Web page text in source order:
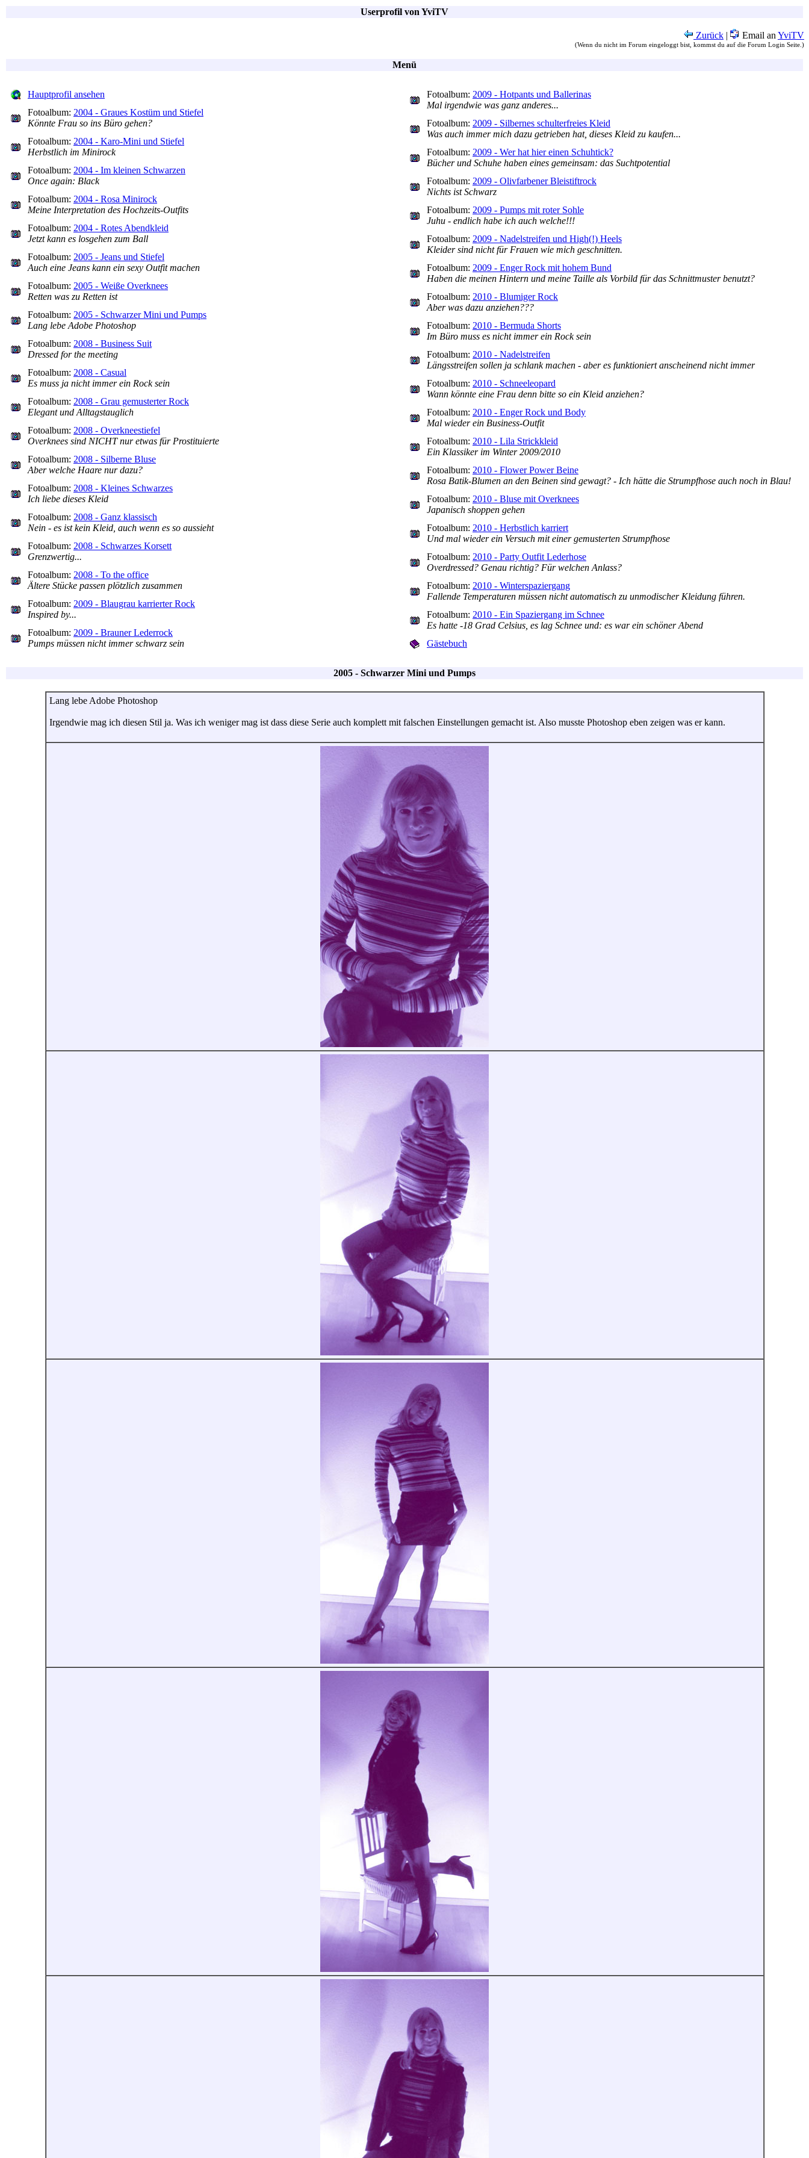
Userprofil von YviTV
Zurück | Email an YviTV
(Wenn du nicht im Forum eingeloggt bist, kommst du auf die Forum Login Seite.)
Menü
Hauptprofil ansehen
Fotoalbum: 2004 - Graues Kostüm und Stiefel
Könnte Frau so ins Büro gehen?
Fotoalbum: 2004 - Karo-Mini und Stiefel
Herbstlich im Minirock
Fotoalbum: 2004 - Im kleinen Schwarzen
Once again: Black
Fotoalbum: 2004 - Rosa Minirock
Meine Interpretation des Hochzeits-Outfits
Fotoalbum: 2004 - Rotes Abendkleid
Jetzt kann es losgehen zum Ball
Fotoalbum: 2005 - Jeans und Stiefel
Auch eine Jeans kann ein sexy Outfit machen
Fotoalbum: 2005 - Weiße Overknees
Retten was zu Retten ist
Fotoalbum: 2005 - Schwarzer Mini und Pumps
Lang lebe Adobe Photoshop
Fotoalbum: 2008 - Business Suit
Dressed for the meeting
Fotoalbum: 2008 - Casual
Es muss ja nicht immer ein Rock sein
Fotoalbum: 2008 - Grau gemusterter Rock
Elegant und Alltagstauglich
Fotoalbum: 2008 - Overkneestiefel
Overknees sind NICHT nur etwas für Prostituierte
Fotoalbum: 2008 - Silberne Bluse
Aber welche Haare nur dazu?
Fotoalbum: 2008 - Kleines Schwarzes
Ich liebe dieses Kleid
Fotoalbum: 2008 - Ganz klassisch
Nein - es ist kein Kleid, auch wenn es so aussieht
Fotoalbum: 2008 - Schwarzes Korsett
Grenzwertig...
Fotoalbum: 2008 - To the office
Ältere Stücke passen plötzlich zusammen
Fotoalbum: 2009 - Blaugrau karrierter Rock
Inspired by...
Fotoalbum: 2009 - Brauner Lederrock
Pumps müssen nicht immer schwarz sein
Fotoalbum: 2009 - Hotpants und Ballerinas
Mal irgendwie was ganz anderes...
Fotoalbum: 2009 - Silbernes schulterfreies Kleid
Was auch immer mich dazu getrieben hat, dieses Kleid zu kaufen...
Fotoalbum: 2009 - Wer hat hier einen Schuhtick?
Bücher und Schuhe haben eines gemeinsam: das Suchtpotential
Fotoalbum: 2009 - Olivfarbener Bleistiftrock
Nichts ist Schwarz
Fotoalbum: 2009 - Pumps mit roter Sohle
Juhu - endlich habe ich auch welche!!!
Fotoalbum: 2009 - Nadelstreifen und High(!) Heels
Kleider sind nicht für Frauen wie mich geschnitten.
Fotoalbum: 2009 - Enger Rock mit hohem Bund
Haben die meinen Hintern und meine Taille als Vorbild für das Schnittmuster benutzt?
Fotoalbum: 2010 - Blumiger Rock
Aber was dazu anziehen???
Fotoalbum: 2010 - Bermuda Shorts
Im Büro muss es nicht immer ein Rock sein
Fotoalbum: 2010 - Nadelstreifen
Längsstreifen sollen ja schlank machen - aber es funktioniert anscheinend nicht immer
Fotoalbum: 2010 - Schneeleopard
Wann könnte eine Frau denn bitte so ein Kleid anziehen?
Fotoalbum: 2010 - Enger Rock und Body
Mal wieder ein Business-Outfit
Fotoalbum: 2010 - Lila Strickkleid
Ein Klassiker im Winter 2009/2010
Fotoalbum: 2010 - Flower Power Beine
Rosa Batik-Blumen an den Beinen sind gewagt? - Ich hätte die Strumpfhose auch noch in Blau!
Fotoalbum: 2010 - Bluse mit Overknees
Japanisch shoppen gehen
Fotoalbum: 2010 - Herbstlich karriert
Und mal wieder ein Versuch mit einer gemusterten Strumpfhose
Fotoalbum: 2010 - Party Outfit Lederhose
Overdressed? Genau richtig? Für welchen Anlass?
Fotoalbum: 2010 - Winterspaziergang
Fallende Temperaturen müssen nicht automatisch zu unmodischer Kleidung führen.
Fotoalbum: 2010 - Ein Spaziergang im Schnee
Es hatte -18 Grad Celsius, es lag Schnee und: es war ein schöner Abend
Gästebuch
2005 - Schwarzer Mini und Pumps
Lang lebe Adobe Photoshop
Irgendwie mag ich diesen Stil ja. Was ich weniger mag ist dass diese Serie auch komplett mit falschen Einstellungen gemacht ist. Also musste Photoshop eben zeigen was er kann.